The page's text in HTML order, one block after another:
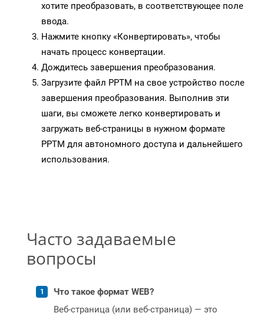
хотите преобразовать, в соответствующее поле
ввода.
Нажмите кнопку «Конвертировать», чтобы
начать процесс конвертации.
Дождитесь завершения преобразования.
Загрузите файл PPTM на свое устройство после
завершения преобразования. Выполнив эти
шаги, вы сможете легко конвертировать и
загружать веб-страницы в нужном формате
PPTM для автономного доступа и дальнейшего
использования.
Часто задаваемые
вопросы
Что такое формат WEB?
Веб-страница (или веб-страница) — это